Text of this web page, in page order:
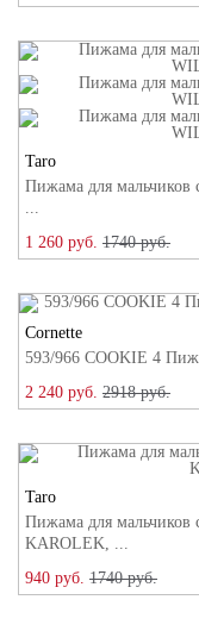
Taro
Пижама для
...
1 260 руб. 1740 руб.
Cornette
593/966 COOKIE 4
2 240 руб. 2918 руб.
Taro
Пижама для мальчиков
KAROLEK, ...
940 руб. 1740 руб.